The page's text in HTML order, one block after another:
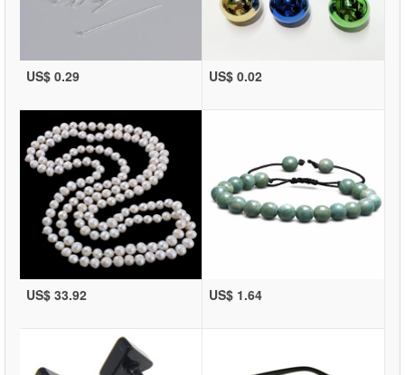
US$ 0.29 US$ 0.02
US$ 33.92 US$ 1.64